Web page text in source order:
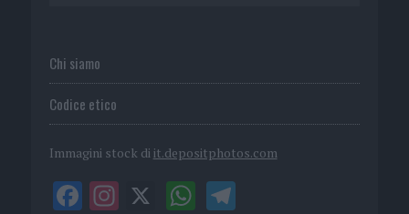
Chi siamo
Codice etico
Immagini stock di it.depositphotos.com